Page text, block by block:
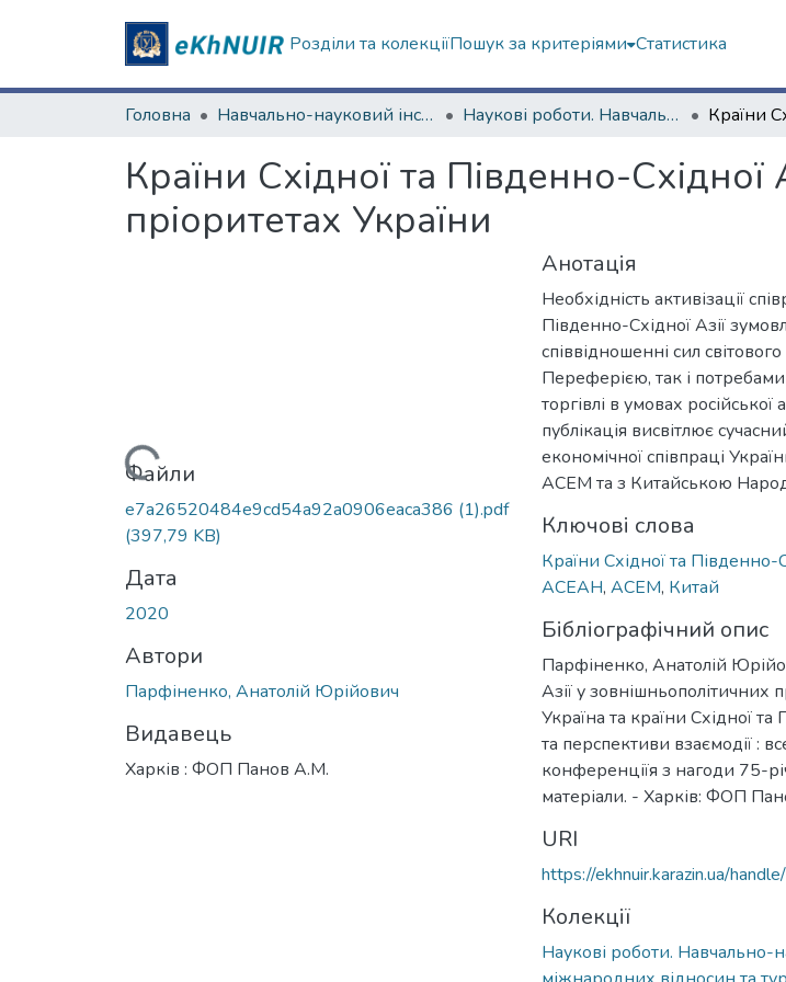
Розділи та колекціїПошук за критеріями Статистика
Головна Навчально-науковий інститут "Каразінський інститут міжнародних відносин та туристичного бізнесу" Наукові роботи. Навчально-науковий інститут "Каразінський інститут міжнародних відносин та туристичного бізнесу"
Країни Східної та Південно-Східної
пріоритетах України
Вантажиться...
Файли
e7a26520484e9cd54a92a0906eaca386 (1).pdf
(397,79 KB)
Дата
2020
Автори
Парфіненко, Анатолій Юрійович
Видавець
Харків : ФОП Панов А.М.
Анотація
Необхідність активізації
Південно-Східної Азії
співвідношенні сил
Переферією, так і
торгівлі в умовах
публікація висвітлює
економічної співпраці
АСЕМ та з Китайською
Ключові слова
Країни Східної та Південно-
АСЕАН, АСЕМ, Китай
Бібліографічний опис
Парфіненко, Анатолій
Азії у
Україна та країни Східної та
та перспективи взаємодії :
конференціїя з нагоди 75-
матеріали. - Харків: ФОП
URI
https://ekhnuir.karazin.ua/
Колекції
Наукові роботи. Навчально-